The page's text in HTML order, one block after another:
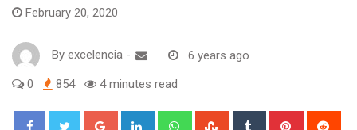
February 20, 2020
By excelencia - 6 years ago
0 854 4 minutes read
Google+ LinkedIn WhatsappStumbleUpon
Tumblr Pinterest